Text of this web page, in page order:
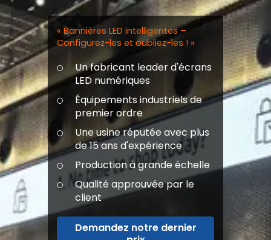
« Bannières LED intelligentes –
Configurez-les et oubliez-les ! »
Un fabricant leader d'écrans
LED numériques
Équipements industriels de
premier ordre
Une usine réputée avec plus
de 15 ans d'expérience
Production à grande échelle
Qualité approuvée par le
client
Demandez notre dernier